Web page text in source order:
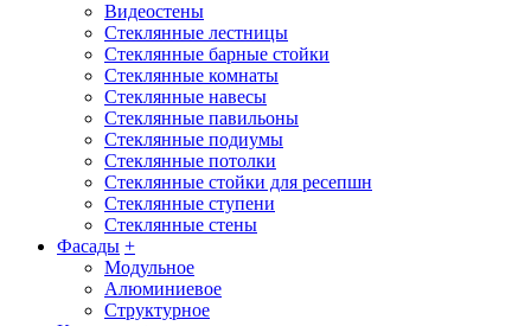
Видеостены
Стеклянные лестницы
Стеклянные барные стойки
Стеклянные комнаты
Стеклянные навесы
Стеклянные павильоны
Стеклянные подиумы
Стеклянные потолки
Стеклянные стойки для ресепшн
Стеклянные ступени
Стеклянные стены
Фасады +
Модульное
Алюминиевое
Структурное